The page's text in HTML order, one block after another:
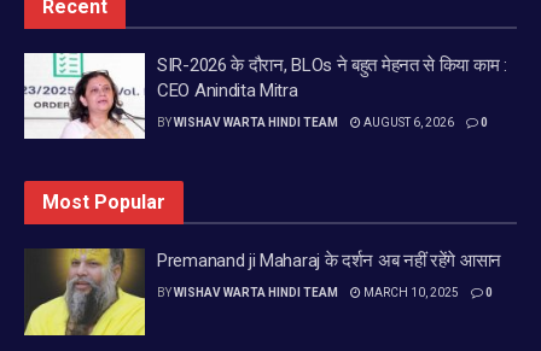
Recent
SIR-2026 के दौरान, BLOs ने बहुत मेहनत से किया काम :
CEO Anindita Mitra
BYWISHAV WARTA HINDI TEAM AUGUST 6, 2026 0
Most Popular
Premanand ji Maharaj के दर्शन अब नहीं रहेंगे आसान
BYWISHAV WARTA HINDI TEAM MARCH 10, 2025 0